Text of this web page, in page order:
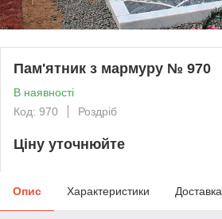
Пам'ятник з мармуру № 970
В наявності
Код: 970
Роздріб
Ціну уточнюйте
Опис Характеристики Доставка